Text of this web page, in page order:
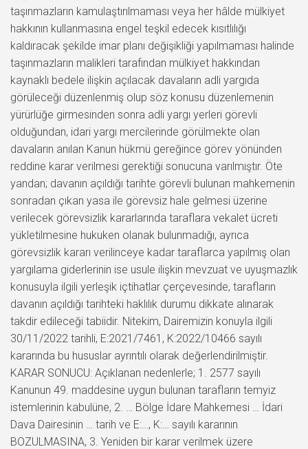
taşınmazların kamulaştırılmaması veya her hâlde mülkiyet
hakkının kullanmasına engel teşkil edecek kısıtlılığı
kaldıracak şekilde imar planı değişikliği yapılmaması halinde
taşınmazların malikleri tarafından mülkiyet hakkından
kaynaklı bedele ilişkin açılacak davaların adli yargıda
görüleceği düzenlenmiş olup söz konusu düzenlemenin
yürürlüğe girmesinden sonra adli yargı yerleri görevli
olduğundan, idari yargı mercilerinde görülmekte olan
davaların anılan Kanun hükmü gereğince görev yönünden
reddine karar verilmesi gerektiği sonucuna varılmıştır. Öte
yandan; davanın açıldığı tarihte görevli bulunan mahkemenin
sonradan çıkan yasa ile görevsiz hale gelmesi üzerine
verilecek görevsizlik kararlarında taraflara vekalet ücreti
yükletilmesine hukuken olanak bulunmadığı, ayrıca
görevsizlik kararı verilinceye kadar taraflarca yapılmış olan
yargılama giderlerinin ise usule ilişkin mevzuat ve uyuşmazlık
konusuyla ilgili yerleşik içtihatlar çerçevesinde, tarafların
davanın açıldığı tarihteki haklılık durumu dikkate alınarak
takdir edileceği tabiidir. Nitekim, Dairemizin konuyla ilgili
30/11/2022 tarihli, E:2021/7461, K:2022/10466 sayılı
kararında bu hususlar ayrıntılı olarak değerlendirilmiştir.
KARAR SONUCU: Açıklanan nedenlerle; 1. 2577 sayılı
Kanunun 49. maddesine uygun bulunan tarafların temyiz
istemlerinin kabulüne, 2. … Bölge İdare Mahkemesi … İdari
Dava Dairesinin … tarih ve E:…, K:… sayılı kararının
BOZULMASINA, 3. Yeniden bir karar verilmek üzere